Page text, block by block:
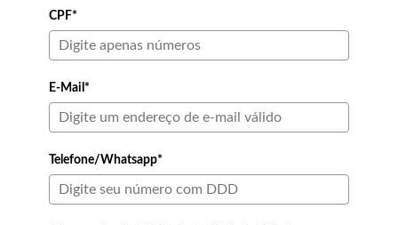
CPF*
E-Mail*
Telefone/Whatsapp*